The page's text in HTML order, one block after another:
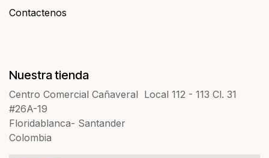
Contactenos​​
Nuestra tienda
Centro Comercial Cañaveral Local 112 - 113 Cl. 31
#26A-19
Floridablanca- Santander
Colombia